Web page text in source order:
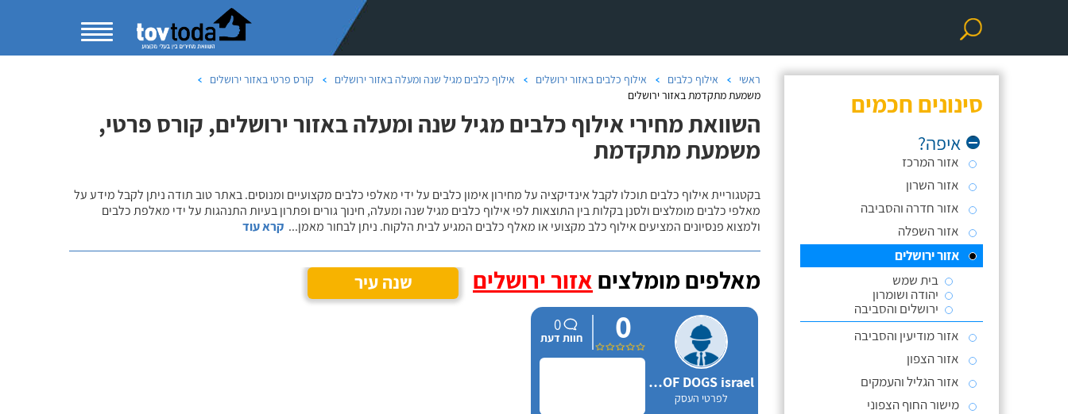
סינונים חכמים
איפה?
אזור המרכז
אזור השרון
אזור חדרה והסביבה
אזור השפלה
אזור ירושלים
בית שמש
יהודה ושומרון
ירושלים והסביבה
אזור מודיעין והסביבה
אזור הצפון
אזור הגליל והעמקים
מישור החוף הצפוני
ראשי אילוף כלבים אילוף כלבים באזור ירושלים אילוף כלבים מגיל שנה ומעלה באזור ירושלים
קורס פרטי באזור ירושלים
משמעת מתקדמת באזור ירושלים
השוואת מחירי אילוף כלבים מגיל שנה ומעלה באזור ירושלים, קורס פרטי,
משמעת מתקדמת
בקטגוריית אילוף כלבים תוכלו לקבל אינדיקציה על מחירון אימון כלבים על ידי מאלפי כלבים מקצועיים ומנוסים. באתר טוב תודה ניתן לקבל מידע על
מאלפי כלבים מומלצים ולסנן בקלות בין התוצאות לפי אילוף כלבים מגיל שנה ומעלה, חינוך גורים ופתרון בעיות התנהגות על ידי מאלפת כלבים
ולמצוא פנסיונים המציעים אילוף כלב מקצועי או מאלף כלבים המגיע לבית הלקוח. ניתן לבחור מאמן... קרא עוד
מאלפים מומלצים אזור ירושלים שנה עיר
WOOF DOGS israel
לפרטי העסק
0
0
חוות דעת